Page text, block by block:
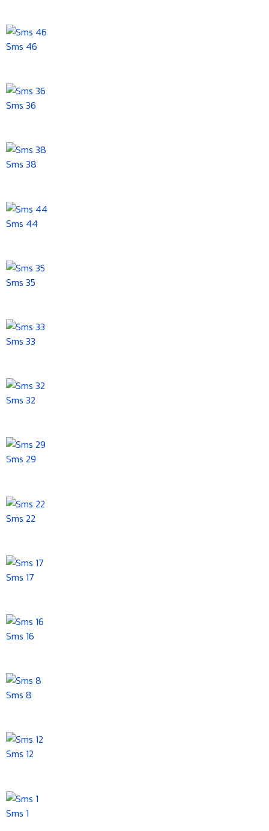
Sms 46
Sms 36
Sms 38
Sms 44
Sms 35
Sms 33
Sms 32
Sms 29
Sms 22
Sms 17
Sms 16
Sms 8
Sms 12
Sms 1